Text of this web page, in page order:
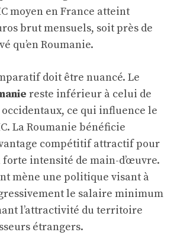
moyen en France atteint
brut mensuels, soit près de
qu’en Roumanie.
doit être nuancé. Le
reste inférieur à celui de
ce qui influence le
La Roumanie bénéficie
compétitif attractif pour
forte intensité de main-d’œuvre.
mène une politique visant à
le salaire minimum
l’attractivité du territoire
étrangers.